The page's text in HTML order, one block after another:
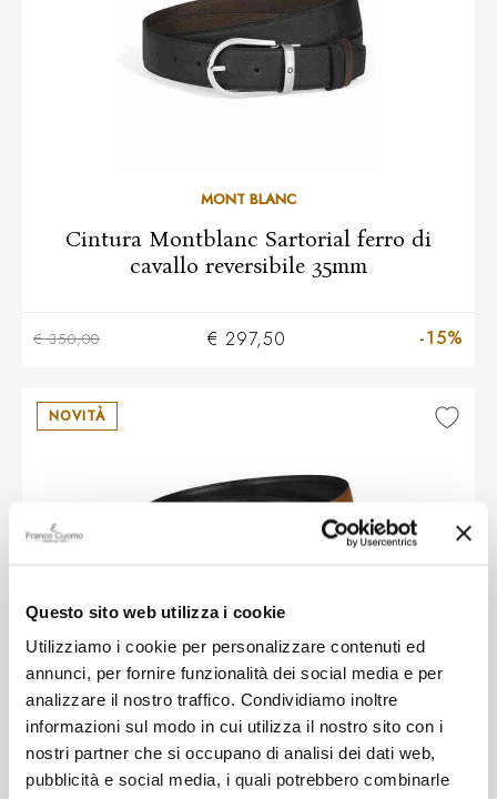
Questo sito web utilizza i cookie
Utilizziamo i cookie per personalizzare contenuti ed
annunci, per fornire funzionalità dei social media e per
analizzare il nostro traffico. Condividiamo inoltre
informazioni sul modo in cui utilizza il nostro sito con i
nostri partner che si occupano di analisi dei dati web,
pubblicità e social media, i quali potrebbero combinarle
MONT BLANC
Cintura Montblanc Sartorial ferro di
cavallo reversibile 35mm
€ 350,00 € 297,50 -15%
NOVITÀ
MONT BLANC
Cintura Montblanc Sartorial reversibile
marrone nero 30mm